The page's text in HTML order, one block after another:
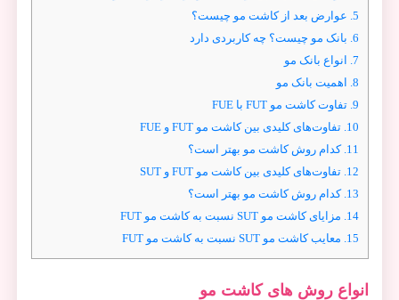
5. عوارض بعد از کاشت مو چیست؟
6. بانک مو چیست؟ چه کاربردی دارد
7. انواع بانک مو
8. اهمیت بانک مو
9. تفاوت کاشت مو FUT با FUE
10. تفاوت‌های کلیدی بین کاشت مو FUT و FUE
11. کدام روش کاشت مو بهتر است؟
12. تفاوت‌های کلیدی بین کاشت مو FUT و SUT
13. کدام روش کاشت مو بهتر است؟
14. مزایای کاشت مو SUT نسبت به کاشت مو FUT
15. معایب کاشت مو SUT نسبت به کاشت مو FUT
انواع روش های کاشت مو